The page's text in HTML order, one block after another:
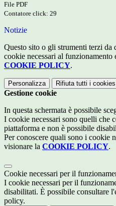
File PDF
Contatore click: 29
Notizie
Questo sito o gli strumenti terzi
cookie necessari al
COOKIE POLICY.
Personalizza Rifiuta tutti i cookies
Gestione cookie
In questa schermata è possibile
I cookie necessari sono quelli che
piattaforma e non è possibile
Per conoscere quali sono i cookie
visionare la COOKIE POLICY.
Cookie necessari per il
I cookie necessari per il
disabilitati. È possibile consultare
policy.